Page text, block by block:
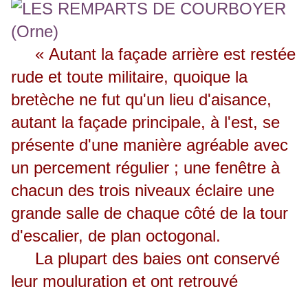
« Autant la façade arrière est restée
rude et toute militaire, quoique la
bretèche ne fut qu'un lieu d'aisance,
autant la façade principale, à l'est, se
présente d'une manière agréable avec
un percement régulier ; une fenêtre à
chacun des trois niveaux éclaire une
grande salle de chaque côté de la tour
d'escalier, de plan octogonal.
La plupart des baies ont conservé
leur mouluration et ont retrouvé